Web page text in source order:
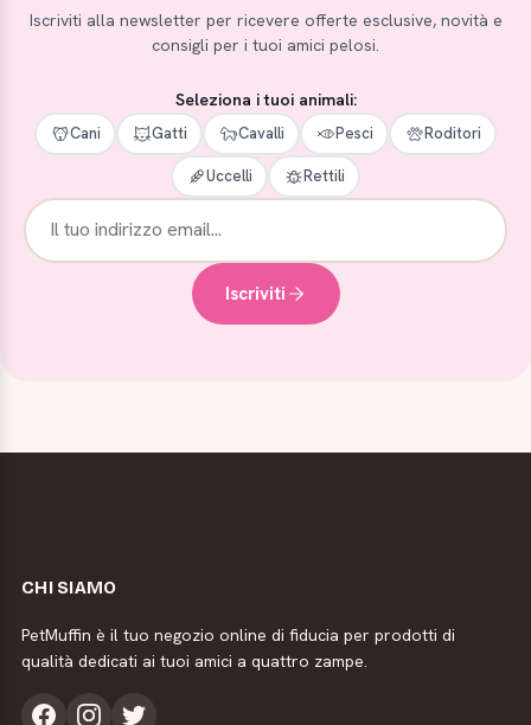
Iscriviti alla newsletter per ricevere offerte esclusive, novità e
consigli per i tuoi amici pelosi.
Seleziona i tuoi animali:
Cani Gatti Cavalli Pesci Roditori
Uccelli Rettili
Iscriviti
CHI SIAMO
PetMuffin è il tuo negozio online di fiducia per prodotti di
qualità dedicati ai tuoi amici a quattro zampe.